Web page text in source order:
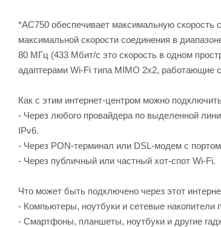
*AC750 обеспечивает максимальную
максимальной скорости соединения в
80 МГц (433 Мбит/с это скорость в одном
адаптерами Wi‐Fi типа MIMO 2х2,
Как с этим интернет-центром можно
- Через любого провайдера по выделенной
IPv6.
- Через PON-терминал или DSL-модем с
- Через публичный или частный хот-спот Wi-Fi.
Что может быть подключено через этот
- Компьютеры, ноутбуки и сетевые накопители
- Смартфоны, планшеты, ноутбуки и другие